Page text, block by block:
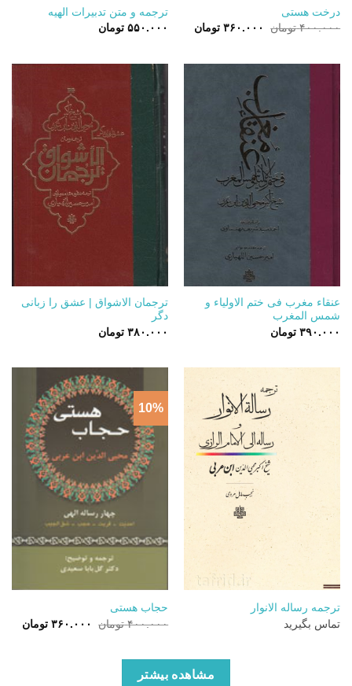
درخت هستی
۴۰۰.۰۰۰ تومان
قیمت
۳۶۰.۰۰۰ تومانقیمت
ترجمه و متن تدبیرات الهیه
۵۵۰.۰۰۰ تومان
عنقاء مغرب فی ختم الاولیاء و
شمس المغرب
۳۹۰.۰۰۰ تومان
ترجمان الاشواق | عشق را زبانی
دگر
۳۸۰.۰۰۰ تومان
ترجمه رساله الانوار
تماس بگیرید
10%
حجاب هستی
۴۰۰.۰۰۰ تومان
قیمت
۳۶۰.۰۰۰ تومان
مشاهده بیشتر